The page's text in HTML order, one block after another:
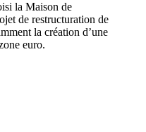
la Maison de
de restructuration de
la création d’une
euro.